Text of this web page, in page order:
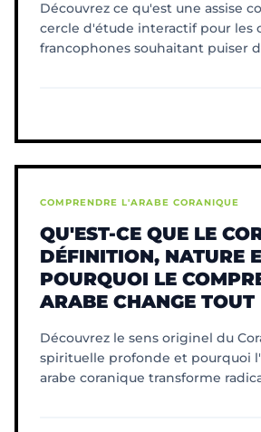
Découvrez ce qu'est une assise
cercle d'étude interactif pour les
francophones souhaitant puiser
COMPRENDRE L'ARABE CORANIQUE
QU'EST-CE QUE LE
DÉFINITION, NATURE
POURQUOI LE
ARABE CHANGE TOUT
Découvrez le sens originel du
spirituelle profonde et pourquoi
arabe coranique transforme